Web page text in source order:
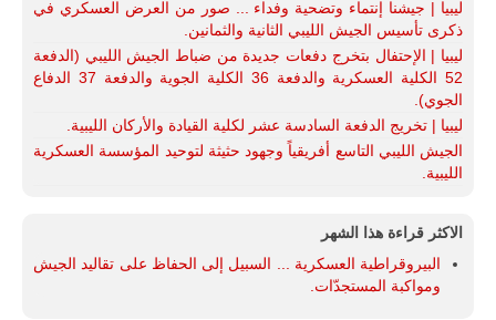
ليبيا | جيشنا إنتماء وتضحية وفداء ... صور من العرض العسكري في
ذكرى تأسيس الجيش الليبي الثانية والثمانين.
ليبيا | الإحتفال بتخرج دفعات جديدة من ضباط الجيش الليبي (الدفعة
52 الكلية العسكرية والدفعة 36 الكلية الجوية والدفعة 37 الدفاع
الجوي).
ليبيا | تخريج الدفعة السادسة عشر لكلية القيادة والأركان الليبية.
الجيش الليبي التاسع أفريقياً وجهود حثيثة لتوحيد المؤسسة العسكرية
الليبية.
الاكثر قراءة هذا الشهر
البيروقراطية العسكرية ... السبيل إلى الحفاظ على تقاليد الجيش
ومواكبة المستجدّات.